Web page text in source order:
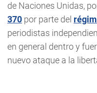
de Naciones Unidas,
370 por parte del
periodistas
en general dentro y
nuevo ataque a la